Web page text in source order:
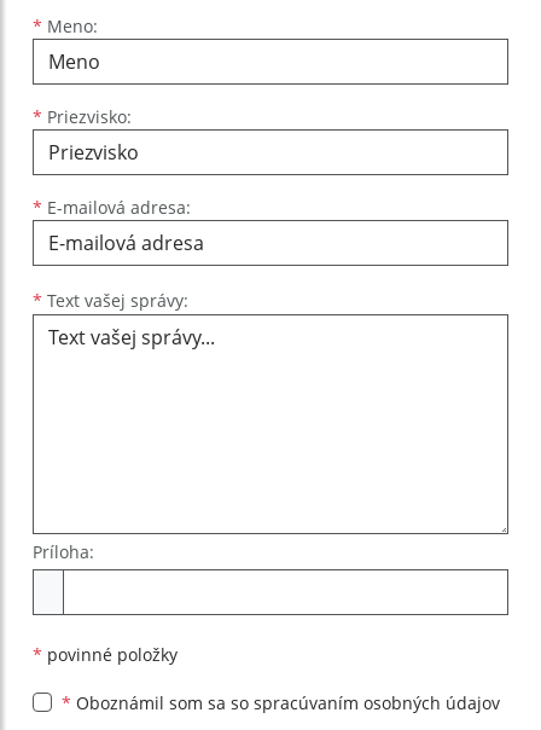
* Meno:
Meno
* Priezvisko:
Priezvisko
* E-mailová adresa:
E-mailová adresa
* Text vašej správy:
Príloha:
* povinné položky
* Oboznámil som sa so spracúvaním osobných údajov